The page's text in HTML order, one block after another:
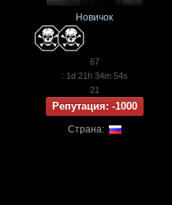
Новичок
67
: 1d 21h 34m 54s
21
Репутация: -1000
Страна: